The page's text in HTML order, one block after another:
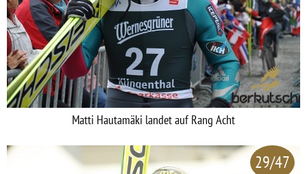
Matti Hautamäki landet auf Rang Acht
29/47